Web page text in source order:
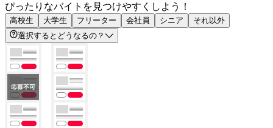
ぴったりなバイトを見つけやすくしよう！
高校生 大学生 フリーター 会社員 シニア
それ以外
選択するとどうなるの？